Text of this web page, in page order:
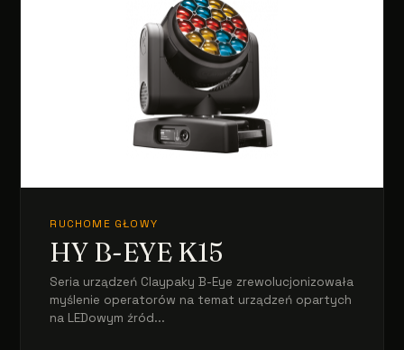
RUCHOME GŁOWY
HY B-EYE K15
Seria urządzeń Claypaky B-Eye zrewolucjonizowała
myślenie operatorów na temat urządzeń opartych
na LEDowym źród...